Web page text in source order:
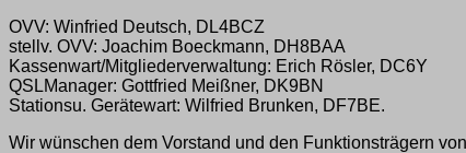
OVV: Winfried Deutsch, DL4BCZ
stellv. OVV: Joachim Boeckmann, DH8BAA
Kassenwart/Mitgliederverwaltung: Erich Rösler, DC6Y
QSL­Manager: Gottfried Meißner, DK9BN
Stations­u. Gerätewart: Wilfried Brunken, DF7BE.
Wir wünschen dem Vorstand und den Funktionsträgern